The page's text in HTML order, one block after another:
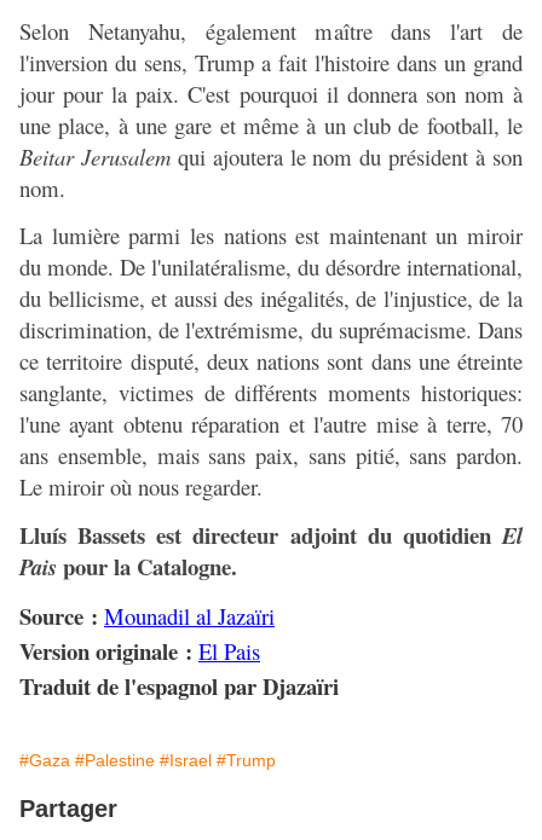
Selon Netanyahu, également maître dans l'art de
l'inversion du sens, Trump a fait l'histoire dans un grand
jour pour la paix. C'est pourquoi il donnera son nom à
une place, à une gare et même à un club de football, le
Beitar Jerusalemqui ajoutera le nom du président à son
nom.
La lumière parmi les nations est maintenant un miroir
du monde. De l'unilatéralisme, du désordre international,
du bellicisme, et aussi des inégalités, de l'injustice, de la
discrimination, de l'extrémisme, du suprémacisme. Dans
ce territoire disputé, deux nations sont dans une étreinte
sanglante, victimes de différents moments historiques:
l'une ayant obtenu réparation et l'autre mise à terre, 70
ans ensemble, mais sans paix, sans pitié, sans pardon.
Le miroir où nous regarder.
Lluís Bassets est directeur adjoint du quotidienEl
Paispour la Catalogne.
Source : Mounadil al Jazaïri
Version originale : El Pais
Traduit de l'espagnol par Djazaïri
#Gaza #Palestine #Israel #Trump
Partager